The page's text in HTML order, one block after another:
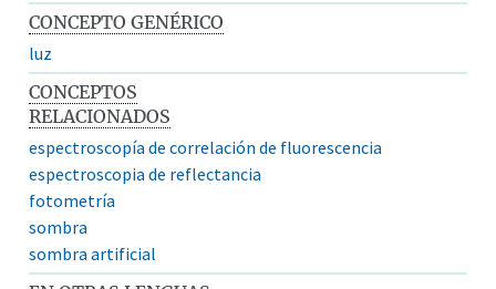
CONCEPTO GENÉRICO
luz
CONCEPTOS
RELACIONADOS
espectroscopía de correlación de fluorescencia
espectroscopia de reflectancia
fotometría
sombra
sombra artificial